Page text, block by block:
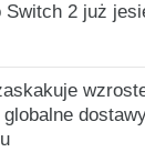
Switch 2 już